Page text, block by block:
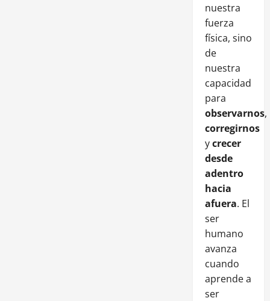
nuestra
fuerza
física, sino
de
nuestra
capacidad
para
observarnos,
corregirnos
ycrecer
desde
adentro
hacia
afuera. El
ser
humano
avanza
cuando
aprende a
ser